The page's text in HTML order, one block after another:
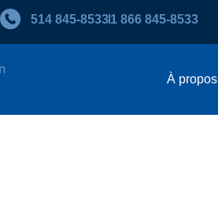
514 845‑85331 866 845‑8533
À propos